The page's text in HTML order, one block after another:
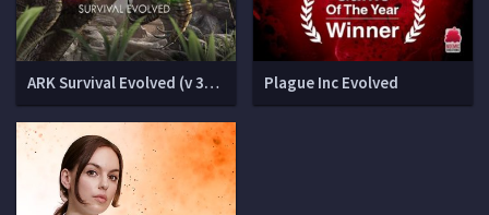
ARK Survival Evolved (v 306.41 + 10 DLC) Plague Inc Evolved